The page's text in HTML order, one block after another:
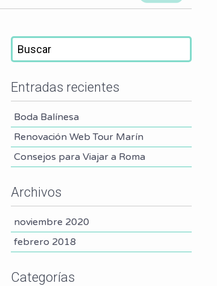
Entradas recientes
Boda Balínesa
Renovación Web Tour Marín
Consejos para Viajar a Roma
Archivos
noviembre 2020
febrero 2018
Categorías